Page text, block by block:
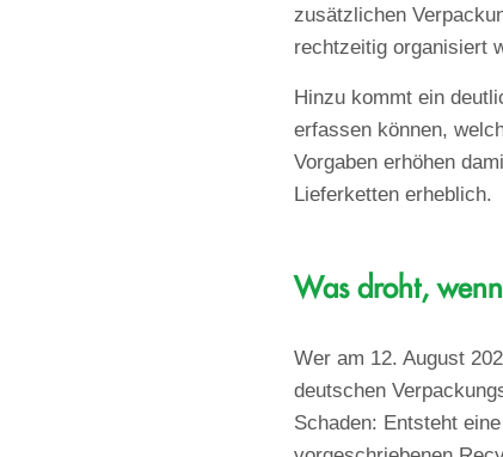
zusätzlichen
rechtzeitig organisiert
Hinzu kommt ein
erfassen können,
Vorgaben erhöhen
Lieferketten erheblich.
Was droht,
Wer am 12. August
deutschen
Schaden: Entsteht